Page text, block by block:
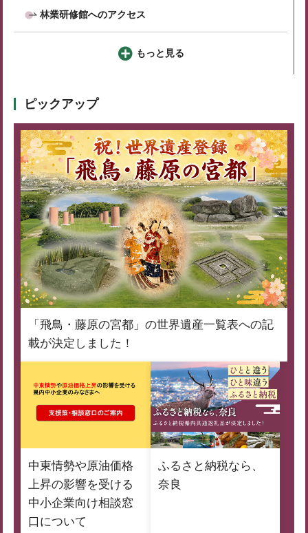
林業研修館へのアクセス
もっと見る
ピックアップ
「飛鳥・藤原の宮都」の世界遺産一覧表への記
載が決定しました！
中東情勢や原油価格
上昇の影響を受ける
中小企業向け相談窓
口について
ふるさと納税なら、
奈良